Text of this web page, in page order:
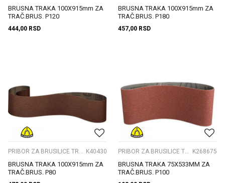
BRUSNA TRAKA 100X915mm ZA
TRAČ.BRUS. P120
444,00 RSD
BRUSNA TRAKA 100X915mm ZA
TRAČ.BRUS. P180
457,00 RSD
PRIBOR ZA BRUSILICE TRACNE K40430
BRUSNA TRAKA 100X915mm ZA
TRAČ.BRUS. P80
PRIBOR ZA BRUSILICE TRACNE K268675
BRUSNA TRAKA 75X533MM ZA
TRAČ.BRUS. P100